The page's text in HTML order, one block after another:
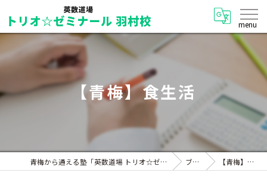
【青梅】食生活
青梅から通える塾「英数道場 トリオ☆ゼミナール 羽村校」 ブログ 【青梅】食生活